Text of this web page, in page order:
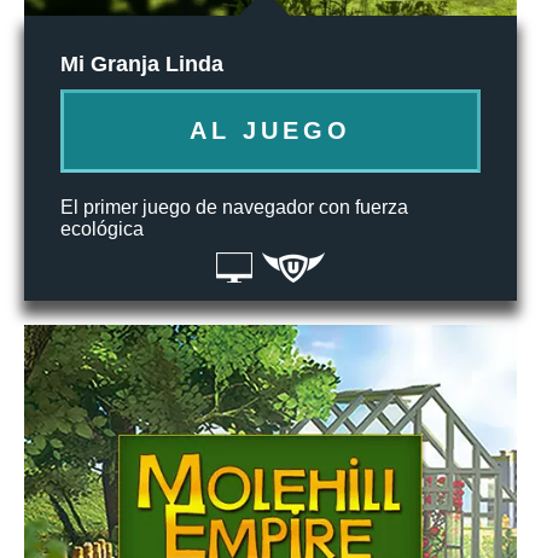
Mi Granja Linda
AL JUEGO
El primer juego de navegador con fuerza
ecológica